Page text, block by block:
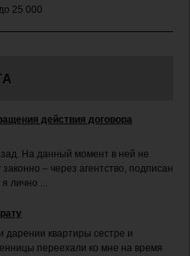
25 000
действия договора
На данный момент в ней не
– через агентство, подписан
я лично ...
дарении квартиры сестре и
переехали ко мне на время